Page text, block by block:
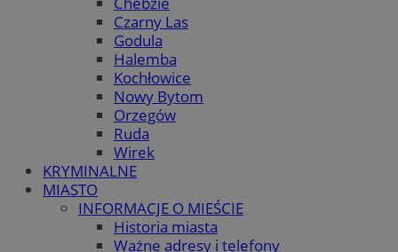
Czarny Las
Godula
Halemba
Kochłowice
Nowy Bytom
Orzegów
Ruda
Wirek
KRYMINALNE
MIASTO
INFORMACJE O MIEŚCIE
Historia miasta
Ważne adresy i telefony